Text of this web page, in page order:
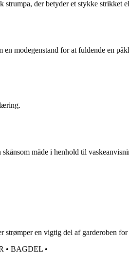
der betyder et stykke
modegenstand for at fuldende en
måde i henhold til
en vigtig del af garderoben for
• BAGDEL •